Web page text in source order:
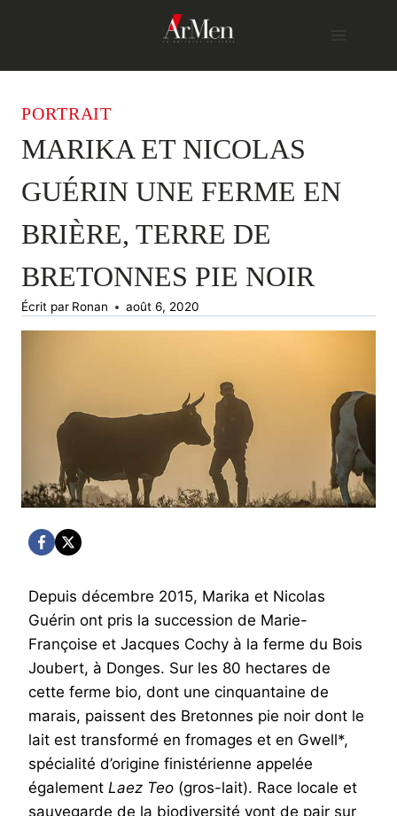
PORTRAIT
MARIKA ET NICOLAS
GUÉRIN UNE FERME EN
BRIÈRE, TERRE DE
BRETONNES PIE NOIR
Écrit par Ronan août 6, 2020
Depuis décembre 2015, Marika et Nicolas
Guérin ont pris la succession de Marie-
Françoise et Jacques Cochy à la ferme du Bois
Joubert, à Donges. Sur les 80 hectares de
cette ferme bio, dont une cinquantaine de
marais, paissent des Bretonnes pie noir dont le
lait est transformé en fromages et en Gwell*,
spécialité d’origine finistérienne appelée
également Laez Teo (gros-lait). Race locale et
sauvegarde de la biodiversité vont de pair sur